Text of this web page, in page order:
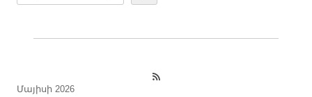
RSS Feed
Մայիսի 2026